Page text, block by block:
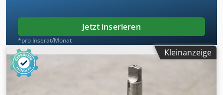
Jetzt inserieren
*pro Inserat/Monat
Kleinanzeige